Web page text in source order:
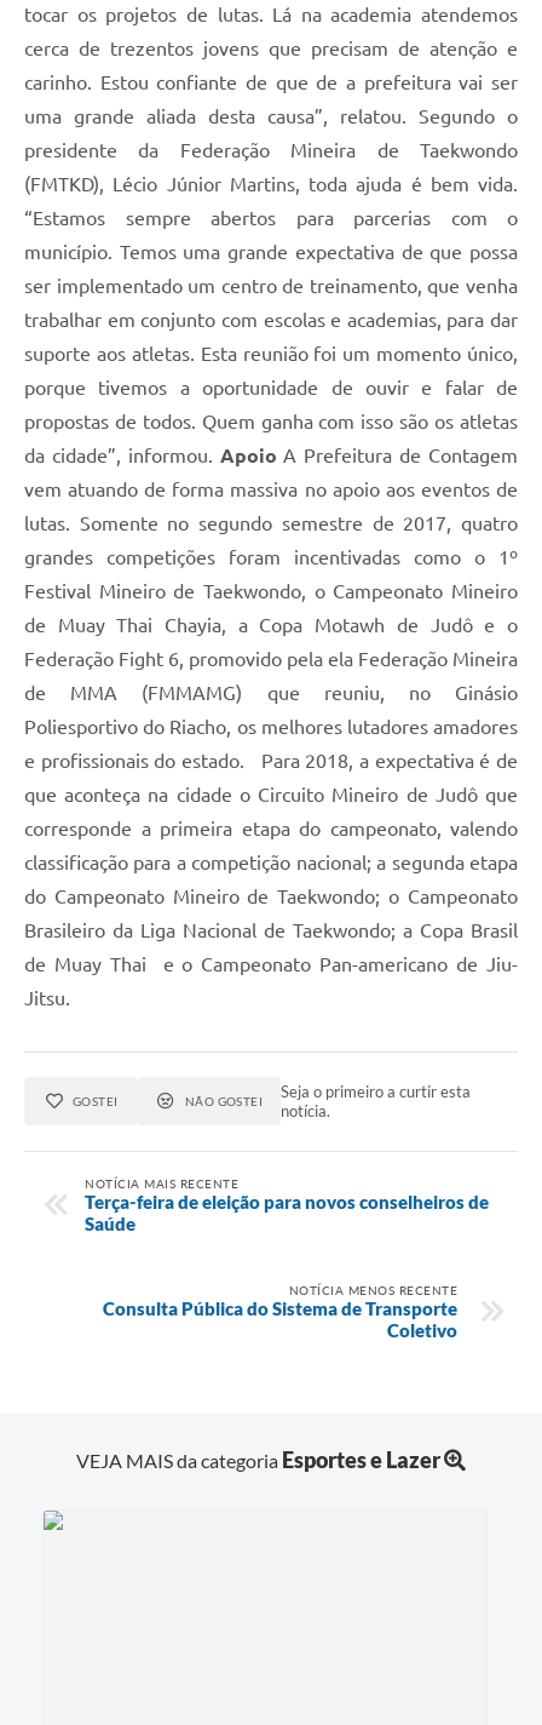
tocar os projetos de lutas. Lá na academia atendemos
cerca de trezentos jovens que precisam de atenção e
carinho. Estou confiante de que de a prefeitura vai ser
uma grande aliada desta causa”, relatou. Segundo o
presidente da Federação Mineira de Taekwondo
(FMTKD), Lécio Júnior Martins, toda ajuda é bem vida.
“Estamos sempre abertos para parcerias com o
município. Temos uma grande expectativa de que possa
ser implementado um centro de treinamento, que venha
trabalhar em conjunto com escolas e academias, para dar
suporte aos atletas. Esta reunião foi um momento único,
porque tivemos a oportunidade de ouvir e falar de
propostas de todos. Quem ganha com isso são os atletas
da cidade”, informou. Apoio A Prefeitura de Contagem
vem atuando de forma massiva no apoio aos eventos de
lutas. Somente no segundo semestre de 2017, quatro
grandes competições foram incentivadas como o 1º
Festival Mineiro de Taekwondo, o Campeonato Mineiro
de Muay Thai Chayia, a Copa Motawh de Judô e o
Federação Fight 6, promovido pela ela Federação Mineira
de MMA (FMMAMG) que reuniu, no Ginásio
Poliesportivo do Riacho, os melhores lutadores amadores
e profissionais do estado. Para 2018, a expectativa é de
que aconteça na cidade o Circuito Mineiro de Judô que
corresponde a primeira etapa do campeonato, valendo
classificação para a competição nacional; a segunda etapa
do Campeonato Mineiro de Taekwondo; o Campeonato
Brasileiro da Liga Nacional de Taekwondo; a Copa Brasil
de Muay Thai e o Campeonato Pan-americano de Jiu-
Jitsu.
GOSTEI NÃO GOSTEI
Seja o primeiro a curtir esta
notícia.
NOTÍCIA MAIS RECENTE
Terça-feira de eleição para novos conselheiros de
Saúde
NOTÍCIA MENOS RECENTE
Consulta Pública do Sistema de Transporte
Coletivo
VEJA MAIS da categoria Esportes e Lazer